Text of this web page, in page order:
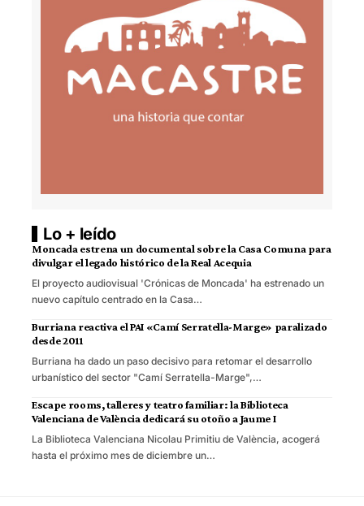
Lo + leído
Moncada estrena un documental sobre la Casa Comuna para
divulgar el legado histórico de la Real Acequia
El proyecto audiovisual 'Crónicas de Moncada' ha estrenado un
nuevo capítulo centrado en la Casa…
Burriana reactiva el PAI «Camí Serratella-Marge» paralizado
desde 2011
Burriana ha dado un paso decisivo para retomar el desarrollo
urbanístico del sector "Camí Serratella-Marge",…
Escape rooms, talleres y teatro familiar: la Biblioteca
Valenciana de València dedicará su otoño a Jaume I
La Biblioteca Valenciana Nicolau Primitiu de València, acogerá
hasta el próximo mes de diciembre un…